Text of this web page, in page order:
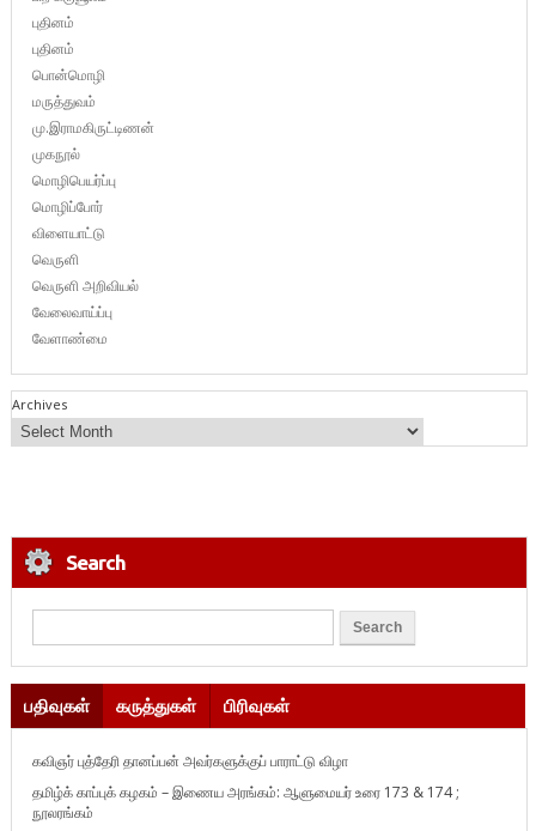
புதினம்
புதினம்
பொன்மொழி
மருத்துவம்
மு.இராமகிருட்டிணன்
முகநூல்
மொழிபெயர்ப்பு
மொழிப்போர்
விளையாட்டு
வெருளி
வெருளி அறிவியல்
வேலைவாய்ப்பு
வேளாண்மை
Archives
Search
பதிவுகள் கருத்துகள் பிரிவுகள்
கவிஞர் புத்தேரி தானப்பன் அவர்களுக்குப் பாராட்டு விழா
தமிழ்க் காப்புக் கழகம் – இணைய அரங்கம்: ஆளுமையர் உரை 173 & 174 ;
நூலரங்கம்